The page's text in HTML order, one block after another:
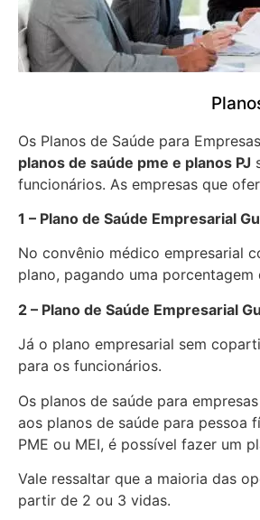
Os Planos de Saúde para
planos de saúde pme e planos PJ
funcionários. As empresas que
1 – Plano de Saúde Empresarial
No convênio médico empresarial
plano, pagando uma
2 – Plano de Saúde Empresarial
Já o plano empresarial sem
para os funcionários.
Os planos de saúde para
aos planos de saúde para pessoa
PME ou MEI, é possível fazer um
Vale ressaltar que a maioria das
partir de 2 ou 3 vidas.